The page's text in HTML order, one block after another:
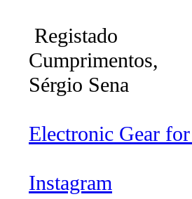
Registado
Cumprimentos,
Sérgio Sena
Electronic Gear
Instagram